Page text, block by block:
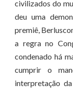
civilizados do
deu uma
premiê,
a regra no
condenado há
cumprir o
interpretação